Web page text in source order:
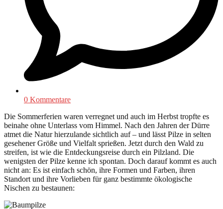
0 Kommentare
Die Sommerferien waren verregnet und auch im Herbst tropfte es
beinahe ohne Unterlass vom Himmel. Nach den Jahren der Dürre
atmet die Natur hierzulande sichtlich auf – und lässt Pilze in selten
gesehener Größe und Vielfalt sprießen. Jetzt durch den Wald zu
streifen, ist wie die Entdeckungsreise durch ein Pilzland. Die
wenigsten der Pilze kenne ich spontan. Doch darauf kommt es auch
nicht an: Es ist einfach schön, ihre Formen und Farben, ihren
Standort und ihre Vorlieben für ganz bestimmte ökologische
Nischen zu bestaunen: